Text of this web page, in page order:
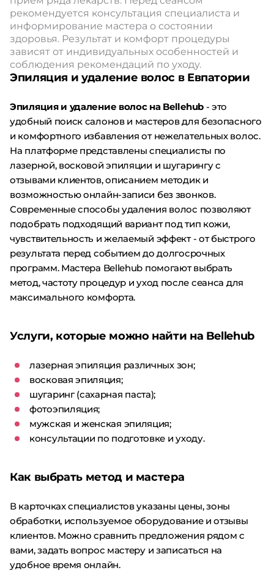
рекомендуется консультация специалиста и
информирование мастера о состоянии
здоровья. Результат и комфорт процедуры
зависят от индивидуальных особенностей и
соблюдения рекомендаций по уходу.
Эпиляция и удаление волос в Евпатории
Эпиляция и удаление волос на Bellehub- это
удобный поиск салонов и мастеров для безопасного
и комфортного избавления от нежелательных волос.
На платформе представлены специалисты по
лазерной, восковой эпиляции и шугарингу с
отзывами клиентов, описанием методик и
возможностью онлайн-записи без звонков.
Современные способы удаления волос позволяют
подобрать подходящий вариант под тип кожи,
чувствительность и желаемый эффект - от быстрого
результата перед событием до долгосрочных
программ. Мастера Bellehub помогают выбрать
метод, частоту процедур и уход после сеанса для
максимального комфорта.
Услуги, которые можно найти на Bellehub
лазерная эпиляция различных зон;
восковая эпиляция;
шугаринг (сахарная паста);
фотоэпиляция;
мужская и женская эпиляция;
консультации по подготовке и уходу.
Как выбрать метод и мастера
В карточках специалистов указаны цены, зоны
обработки, используемое оборудование и отзывы
клиентов. Можно сравнить предложения рядом с
вами, задать вопрос мастеру и записаться на
удобное время онлайн.